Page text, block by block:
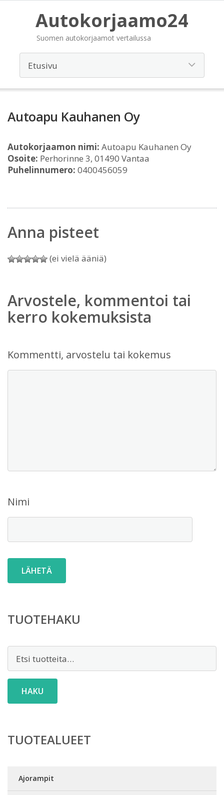
Autokorjaamo24
Suomen autokorjaamot vertailussa
Autoapu Kauhanen Oy
Autokorjaamon nimi: Autoapu Kauhanen Oy
Osoite: Perhorinne 3, 01490 Vantaa
Puhelinnumero: 0400456059
Anna pisteet
(ei vielä ääniä)
Arvostele, kommentoi tai
kerro kokemuksista
Kommentti, arvostelu tai kokemus
Nimi
TUOTEHAKU
HAKU
TUOTEALUEET
Ajorampit